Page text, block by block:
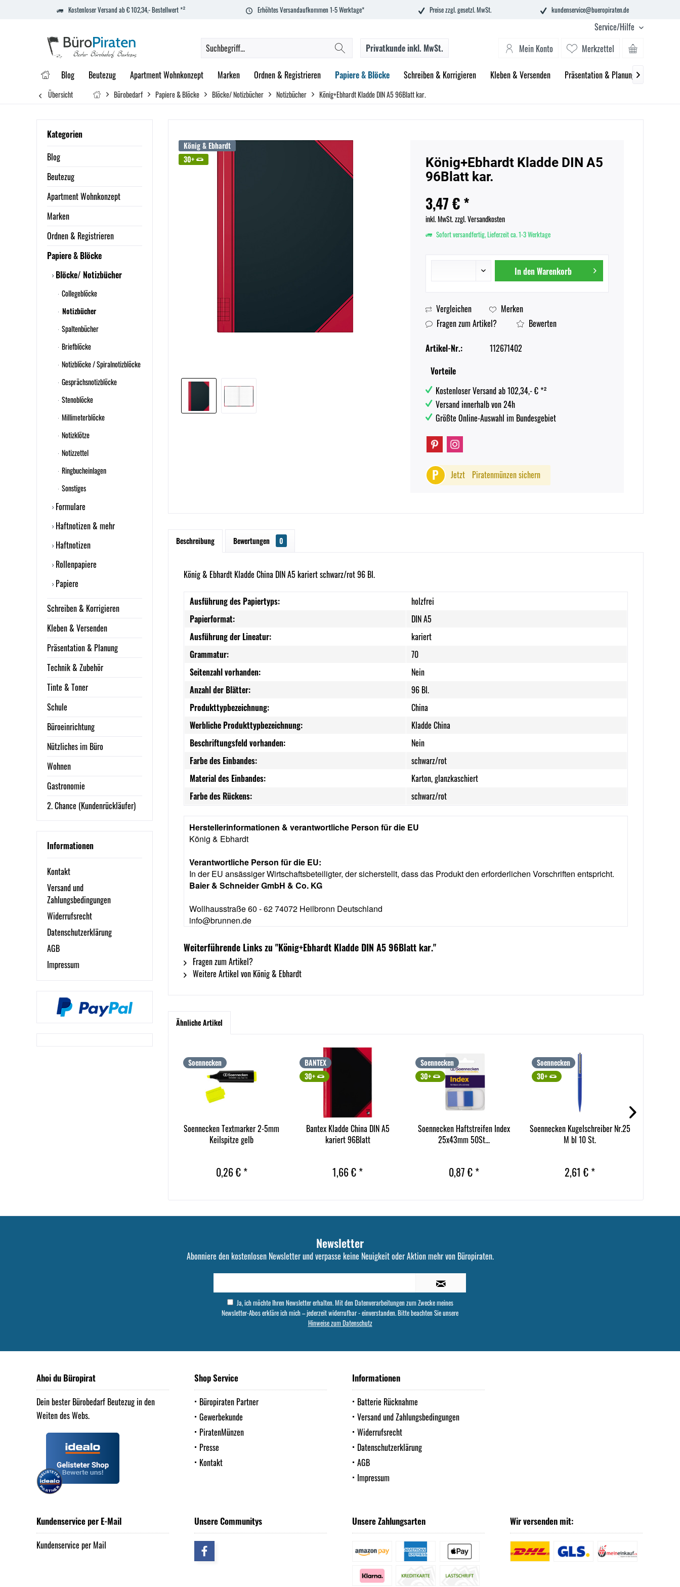
Kostenloser Versand ab € 102,34,- Bestellwert *² Erhöhtes Versandaufkommen 1-5 Werktage* Preise zzgl. gesetzl. MwSt. kundenservice@bueropiraten.de
Service/Hilfe
Merkzettel
Mein Konto
Privatkundeinkl. MwSt.
Blog Beutezug Apartment Wohnkonzept Marken Ordnen & Registrieren Papiere & Blöcke Schreiben & Korrigieren Kleben & Versenden Präsentation & Planung 
Übersicht Bürobedarf Papiere & Blöcke Blöcke/ Notizbücher Notizbücher König+Ebhardt Kladde DIN A5 96Blatt kar.
Kategorien
Blog
Beutezug
Apartment Wohnkonzept
Marken
Ordnen & Registrieren
Papiere & Blöcke
Blöcke/ Notizbücher
Collegeblöcke
Notizbücher
Spaltenbücher
Briefblöcke
Notizblöcke / Spiralnotizblöcke
Gesprächsnotizblöcke
Stenoblöcke
Millimeterblöcke
Notizklötze
Notizzettel
Ringbucheinlagen
Sonstiges
Formulare
Haftnotizen & mehr
Haftnotizen
Rollenpapiere
Papiere
Schreiben & Korrigieren
Kleben & Versenden
Präsentation & Planung
Technik & Zubehör
Tinte & Toner
Schule
Büroeinrichtung
Nützliches im Büro
Wohnen
Gastronomie
2. Chance (Kundenrückläufer)
Informationen
Kontakt
Versand und
Zahlungsbedingungen
Widerrufsrecht
Datenschutzerklärung
AGB
Impressum
König & Ebhardt
30+
König+Ebhardt Kladde DIN A5
96Blatt kar.
3,47 € *
inkl. MwSt.zzgl. Versandkosten
Sofort versandfertig, Lieferzeit ca. 1-3 Werktage
In denWarenkorb
Vergleichen
Merken
Fragen zum Artikel?
Bewerten
Artikel-Nr.:
112671402
Vorteile
Kostenloser Versand ab 102,34,- € *²
Versand innerhalb von 24h
Größte Online-Auswahl im Bundesgebiet
P Jetzt Piratenmünzen sichern
Beschreibung Bewertungen 0
König & Ebhardt Kladde China DIN A5 kariert schwarz/rot 96 Bl.
Ausführung des Papiertyps:
holzfrei
Papierformat:
DIN A5
Ausführung der Lineatur:
kariert
Grammatur:
70
Seitenzahl vorhanden:
Nein
Anzahl der Blätter:
96 Bl.
Produkttypbezeichnung:
China
Werbliche Produkttypbezeichnung:
Kladde China
Beschriftungsfeld vorhanden:
Nein
Farbe des Einbandes:
schwarz/rot
Material des Einbandes:
Karton, glanzkaschiert
Farbe des Rückens:
schwarz/rot
Herstellerinformationen & verantwortliche Person für die EU
König & Ebhardt
Verantwortliche Person für die EU:
In der EU ansässiger Wirtschaftsbeteiligter, der sicherstellt, dass das Produkt den erforderlichen Vorschriften entspricht.
Baier & Schneider GmbH & Co. KG
Wollhausstraße 60 - 62 74072 Heilbronn Deutschland
info@brunnen.de
Weiterführende Links zu "König+Ebhardt Kladde DIN A5 96Blatt kar."
Fragen zum Artikel?
Weitere Artikel von König & Ebhardt
Ähnliche Artikel
Soennecken
Soennecken Textmarker 2-5mm
Keilspitze gelb
0,26 € *
BANTEX
30+
Bantex Kladde China DIN A5
kariert 96Blatt
1,66 € *
Soennecken
30+
Soennecken Haftstreifen Index
25x43mm 50St...
0,87 € *
Soennecken
30+
Soennecken Kugelschreiber Nr.25
M bl 10 St.
2,61 € *
Newsletter
Abonniere den kostenlosen Newsletter und verpasse keine Neuigkeit oder Aktion mehr von Büropiraten.
Ja, ich möchte Ihren Newsletter erhalten. Mit den Datenverarbeitungen zum Zwecke meines
Newsletter-Abos erkläre ich mich – jederzeit widerrufbar - einverstanden. Bitte beachten Sie unsere
Hinweise zum Datenschutz
Ahoi du Büropirat
Dein bester Bürobedarf Beutezug in den
Weiten des Webs.
Shop Service
Büropiraten Partner
Gewerbekunde
PiratenMünzen
Presse
Kontakt
Informationen
Batterie Rücknahme
Versand und Zahlungsbedingungen
Widerrufsrecht
Datenschutzerklärung
AGB
Impressum
Kundenservice per E-Mail
Kundenservice per Mail
Unsere Communitys Unsere Zahlungsarten Wir versenden mit: